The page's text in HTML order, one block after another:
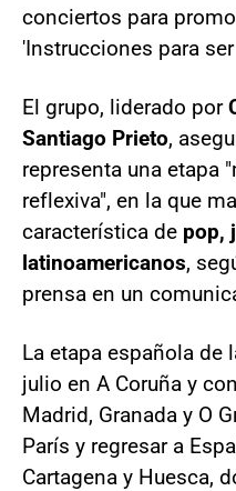
conciertos para
'Instrucciones para
El grupo, liderado por
Santiago Prieto,
representa una etapa
reflexiva", en la que
característica de pop,
latinoamericanos,
prensa en un
La etapa española de
julio en A Coruña y
Madrid, Granada y O
París y regresar a
Cartagena y Huesca,